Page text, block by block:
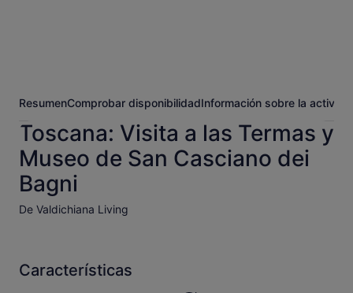
ResumenComprobar disponibilidadInformación sobre la
Toscana: Visita a las Termas y
Museo de San Casciano dei
Bagni
De Valdichiana Living
Características